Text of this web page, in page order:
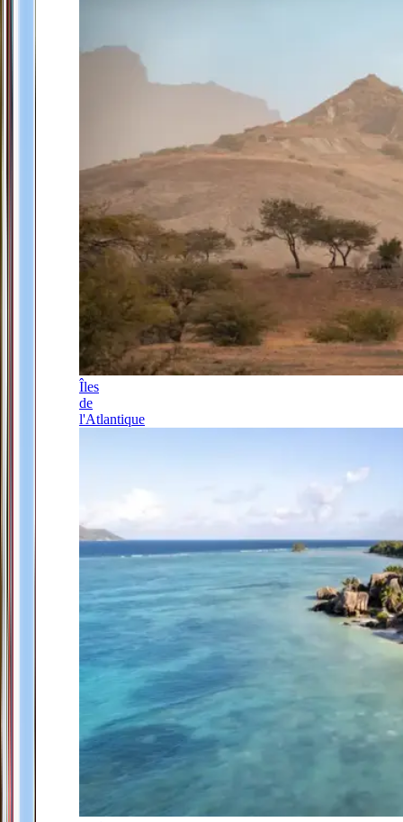
Îles
de
l'Atlantique